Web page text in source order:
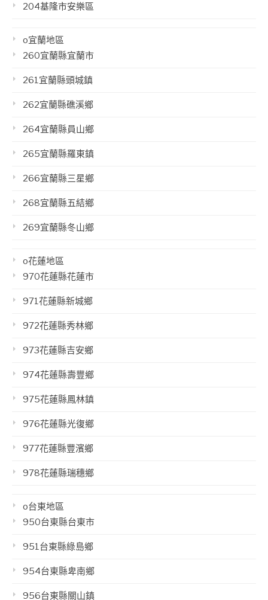
204基隆市安樂區
o宜蘭地區
260宜蘭縣宜蘭市
261宜蘭縣頭城鎮
262宜蘭縣礁溪鄉
264宜蘭縣員山鄉
265宜蘭縣羅東鎮
266宜蘭縣三星鄉
268宜蘭縣五結鄉
269宜蘭縣冬山鄉
o花蓮地區
970花蓮縣花蓮市
971花蓮縣新城鄉
972花蓮縣秀林鄉
973花蓮縣吉安鄉
974花蓮縣壽豐鄉
975花蓮縣鳳林鎮
976花蓮縣光復鄉
977花蓮縣豐濱鄉
978花蓮縣瑞穗鄉
o台東地區
950台東縣台東市
951台東縣綠島鄉
954台東縣卑南鄉
956台東縣關山鎮